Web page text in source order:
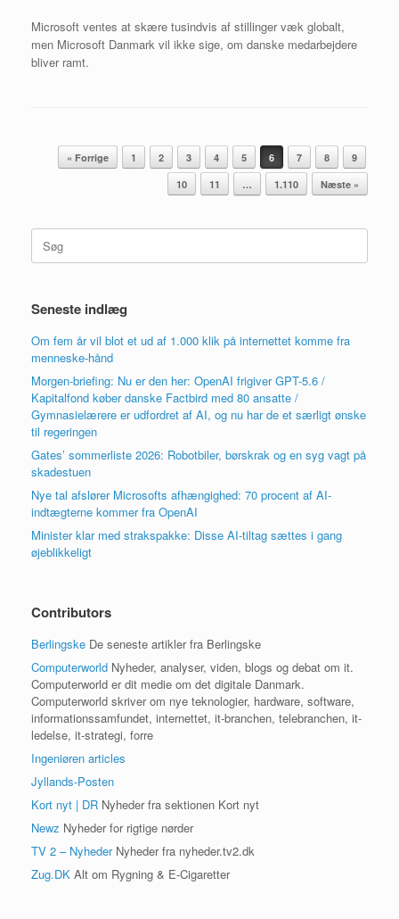
Microsoft ventes at skære tusindvis af stillinger væk globalt,
men Microsoft Danmark vil ikke sige, om danske medarbejdere
bliver ramt.
Artikel navigation
« Forrige 1 2 3 4 5 6 7 8
9
10
11 … 1.110 Næste »
Søg
efter:
Seneste indlæg
Om fem år vil blot et ud af 1.000 klik på internettet komme fra
menneske-hånd
Morgen-briefing: Nu er den her: OpenAI frigiver GPT-5.6 /
Kapitalfond køber danske Factbird med 80 ansatte /
Gymnasielærere er udfordret af AI, og nu har de et særligt ønske
til regeringen
Gates’ sommerliste 2026: Robotbiler, børskrak og en syg vagt på
skadestuen
Nye tal afslører Microsofts afhængighed: 70 procent af AI-
indtægterne kommer fra OpenAI
Minister klar med strakspakke: Disse AI-tiltag sættes i gang
øjeblikkeligt
Contributors
Berlingske De seneste artikler fra Berlingske
Computerworld Nyheder, analyser, viden, blogs og debat om it.
Computerworld er dit medie om det digitale Danmark.
Computerworld skriver om nye teknologier, hardware, software,
informationssamfundet, internettet, it-branchen, telebranchen, it-
ledelse, it-strategi, forre
Ingeniøren articles
Jyllands-Posten
Kort nyt | DR Nyheder fra sektionen Kort nyt
Newz Nyheder for rigtige nørder
TV 2 – NyhederNyheder fra nyheder.tv2.dk
Zug.DK Alt om Rygning & E-Cigaretter